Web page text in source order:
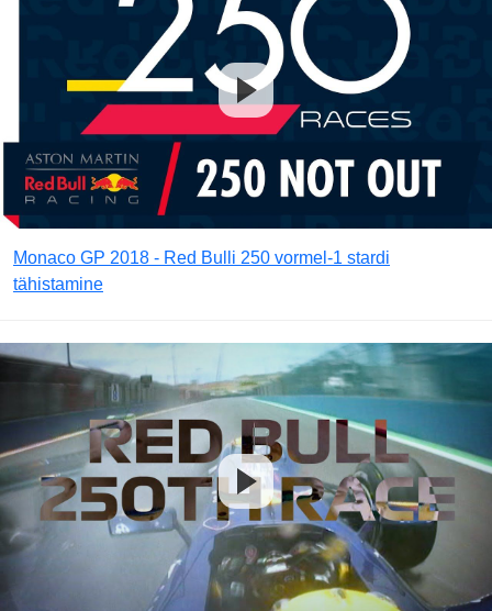
Monaco GP 2018 - Red Bulli 250 vormel-1 stardi
tähistamine